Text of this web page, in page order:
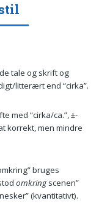
tale og skrift og
litterært end “cirka”.
med “cirka/ca.”, ±-
korrekt, men mindre
bruges
omkringscenen”
(kvantitativt).